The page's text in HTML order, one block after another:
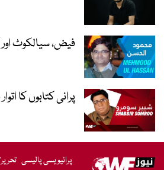
فیض، سیالکوٹ
پرانی کتابوں کا اتوار
پرائیویسی پالیسی